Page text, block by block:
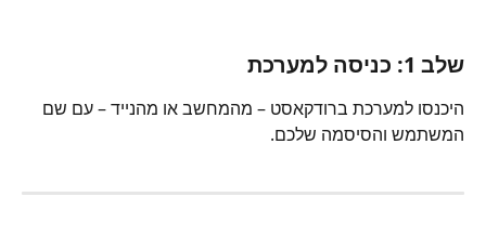
שלב 1: כניסה למערכת
היכנסו למערכת ברודקאסט – מהמחשב או מהנייד – עם שם
המשתמש והסיסמה שלכם.